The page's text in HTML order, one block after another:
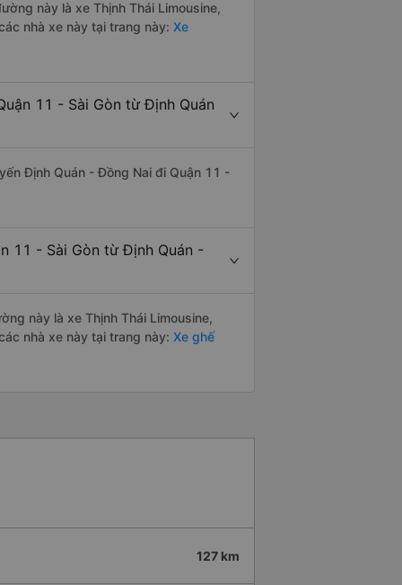
này là xe Thịnh Thái Limousine,
nhà xe này tại trang này: Xe
11 - Sài Gòn từ Định Quán
Định Quán - Đồng Nai đi Quận 11 -
11 - Sài Gòn từ Định Quán -
này là xe Thịnh Thái Limousine,
nhà xe này tại trang này: Xe ghế
127 km